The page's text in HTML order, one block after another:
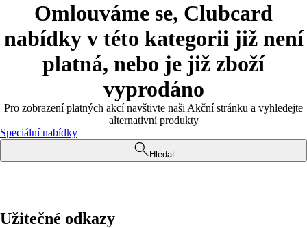
Omlouváme se, Clubcard
nabídky v této kategorii již není
platná, nebo je již zboží
vyprodáno
Pro zobrazení platných akcí navštivte naši Akční stránku a vyhledejte
alternativní produkty
Speciální nabídky
Hledat
Užitečné odkazy